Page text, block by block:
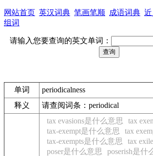
网站首页 英汉词典 笔画笔顺 成语词典
组词
请输入您要查询的英文单词：
单词
periodicalness
释义
请查阅词条：periodical
tax evasions是什么意思
tax
tax-exempt是什么意思
tax
tax-exempts是什么意思
tax
poser是什么意思
poserish是什